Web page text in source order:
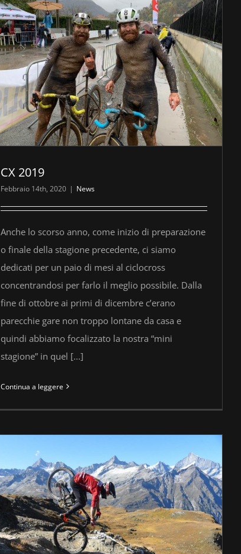
CX 2019
Febbraio 14th, 2020 | News
Anche lo scorso anno, come inizio di preparazione
o finale della stagione precedente, ci siamo
dedicati per un paio di mesi al ciclocross
concentrandosi per farlo il meglio possibile. Dalla
fine di ottobre ai primi di dicembre c’erano
parecchie gare non troppo lontane da casa e
quindi abbiamo focalizzato la nostra “mini
stagione” in quel [...]
Continua a leggere